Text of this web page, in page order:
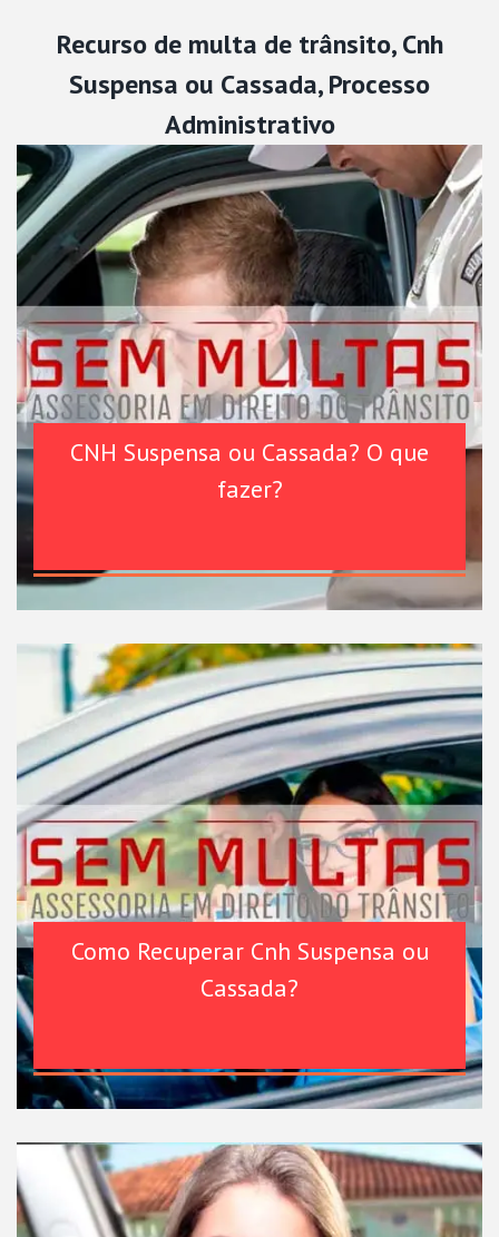
Recurso de multa de trânsito, Cnh
Suspensa ou Cassada, Processo
Administrativo
CNH Suspensa ou Cassada? O que
fazer?
Como Recuperar Cnh Suspensa ou
Cassada?